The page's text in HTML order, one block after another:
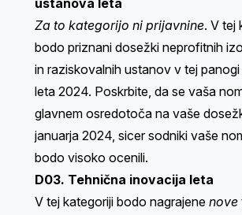
ustanova leta
Za to kategorijo ni prijavnine. V tej
bodo priznani dosežki neprofitnih
in raziskovalnih ustanov v tej
leta 2024. Poskrbite, da se vaša
glavnem osredotoča na vaše
januarja 2024, sicer sodniki vaše
bodo visoko ocenili.
D03. Tehnična inovacija leta
V tej kategoriji bodo nagrajene nove